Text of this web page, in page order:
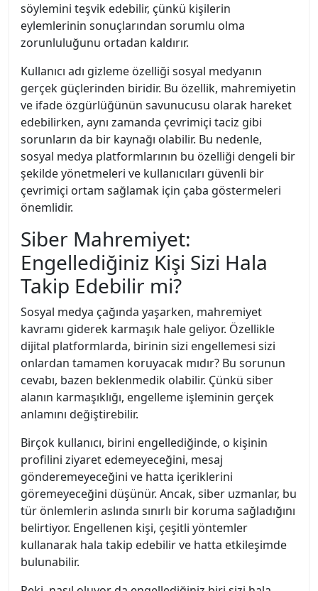
söylemini teşvik edebilir, çünkü kişilerin
eylemlerinin sonuçlarından sorumlu olma
zorunluluğunu ortadan kaldırır.
Kullanıcı adı gizleme özelliği sosyal medyanın
gerçek güçlerinden biridir. Bu özellik, mahremiyetin
ve ifade özgürlüğünün savunucusu olarak hareket
edebilirken, aynı zamanda çevrimiçi taciz gibi
sorunların da bir kaynağı olabilir. Bu nedenle,
sosyal medya platformlarının bu özelliği dengeli bir
şekilde yönetmeleri ve kullanıcıları güvenli bir
çevrimiçi ortam sağlamak için çaba göstermeleri
önemlidir.
Siber Mahremiyet:
Engellediğiniz Kişi Sizi Hala
Takip Edebilir mi?
Sosyal medya çağında yaşarken, mahremiyet
kavramı giderek karmaşık hale geliyor. Özellikle
dijital platformlarda, birinin sizi engellemesi sizi
onlardan tamamen koruyacak mıdır? Bu sorunun
cevabı, bazen beklenmedik olabilir. Çünkü siber
alanın karmaşıklığı, engelleme işleminin gerçek
anlamını değiştirebilir.
Birçok kullanıcı, birini engellediğinde, o kişinin
profilini ziyaret edemeyeceğini, mesaj
gönderemeyeceğini ve hatta içeriklerini
göremeyeceğini düşünür. Ancak, siber uzmanlar, bu
tür önlemlerin aslında sınırlı bir koruma sağladığını
belirtiyor. Engellenen kişi, çeşitli yöntemler
kullanarak hala takip edebilir ve hatta etkileşimde
bulunabilir.